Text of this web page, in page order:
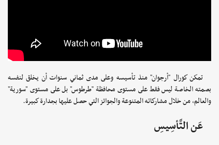
تمكن كورال "أرجوان" منذ تأسيسه وعلى مدى ثماني سنوات أن يخلق لنفسه
بصمته الخاصة ليس فقط على مستوى محافظة "طرطوس" بل على مستوى "سورية"
والعالم، من خلال مشاركاته المتنوعة والجوائز التي حصل عليها بجدارة كبيرة.
عَن التَّأسِيسِ